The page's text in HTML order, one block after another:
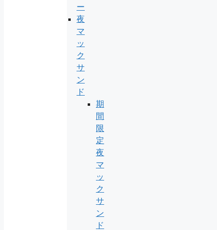
ー
夜
マ
ッ
ク
サ
ン
ド
期
間
限
定
夜
マ
ッ
ク
サ
ン
ド